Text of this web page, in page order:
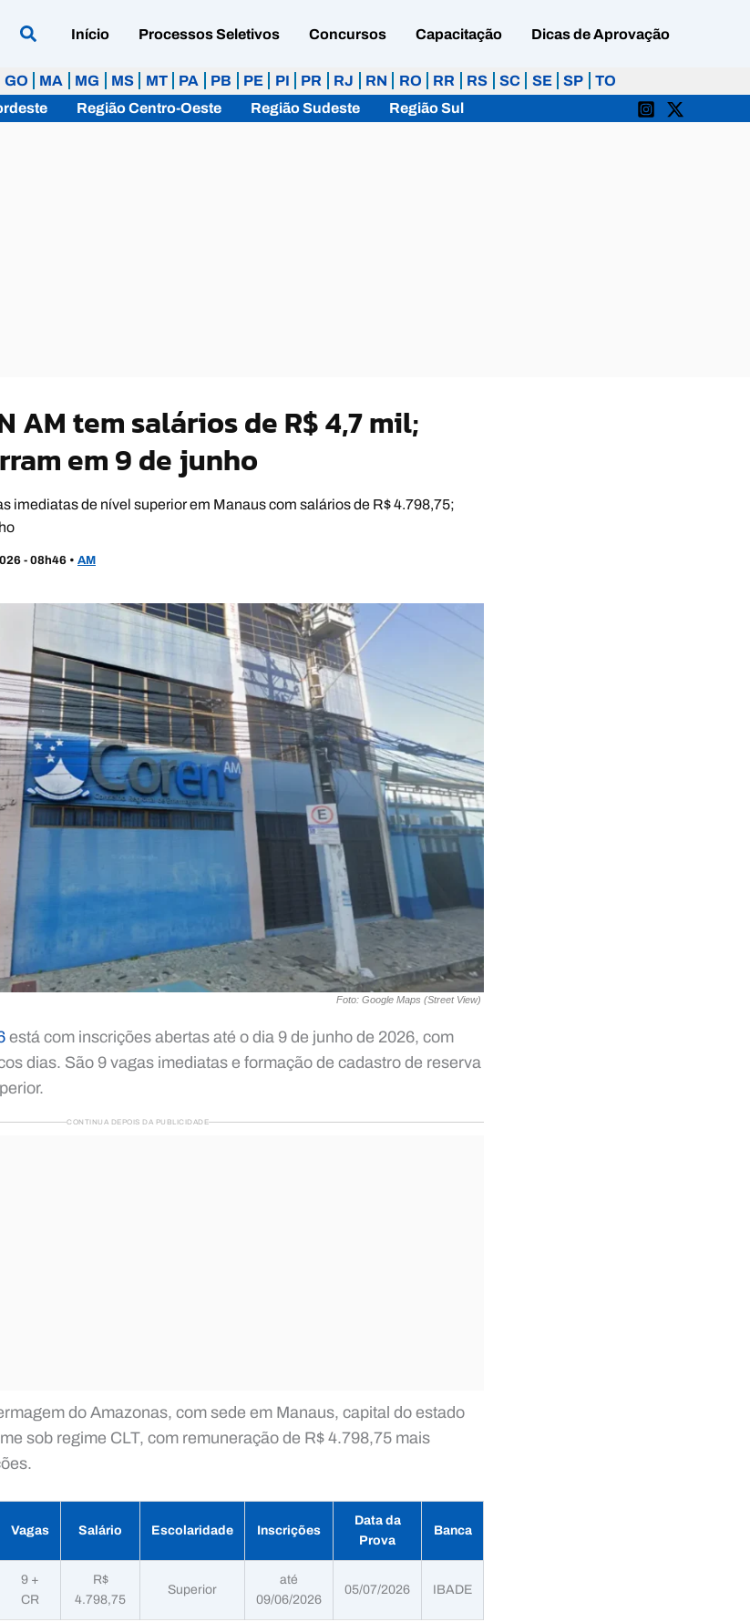
Início Processos Seletivos Concursos Capacitação Dicas de Aprovação
GO MA MG MS MT PA PB PE PI PR RJ RN RO RR RS SC SE SP
TO
Região Centro-Oeste Região Sudeste Região Sul
AM tem salários de R$ 4,7 mil;
em 9 de junho
imediatas de nível superior em Manaus com salários de R$ 4.798,75;
- 08h46 • AM
Foto: Google Maps (Street View)
está com inscrições abertas até o dia 9 de junho de 2026, com
dias. São 9 vagas imediatas e formação de cadastro de reserva
CONTINUA DEPOIS DA PUBLICIDADE
do Amazonas, com sede em Manaus, capital do estado
sob regime CLT, com remuneração de R$ 4.798,75 mais
Vagas Salário Escolaridade Inscrições
Data da
Prova
Banca
9 +
CR
R$
4.798,75
Superior
até
09/06/2026
05/07/2026 IBADE